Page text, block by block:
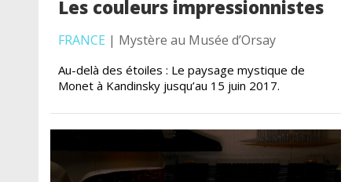
Les couleurs impressionnistes
FRANCE | Mystère au Musée d’Orsay
Au-delà des étoiles : Le paysage mystique de
Monet à Kandinsky jusqu’au 15 juin 2017.